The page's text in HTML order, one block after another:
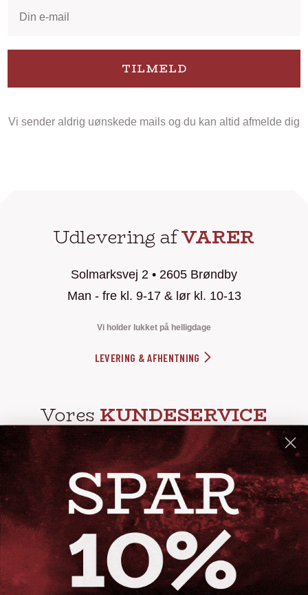
TILMELD
Vi sender aldrig uønskede mails og du kan altid afmelde dig
Udlevering afVARER
Solmarksvej 2 • 2605 Brøndby
Man - fre kl. 9-17 & lør kl. 10-13
Vi holder lukket på helligdage
LEVERING & AFHENTNING
Vores KUNDESERVICE
info@steak-out.dk
+45 53644030
Telefontid: man - fre kl. 10-15